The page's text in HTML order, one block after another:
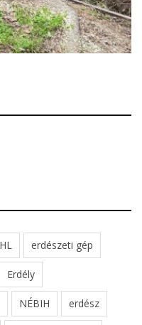
erdészeti gép
Erdély
NÉBIH erdész